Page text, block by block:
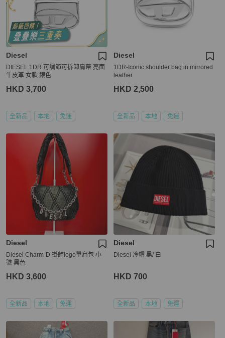
Diesel
DIESEL 1DR 可調節可拆卸肩帶 亮面
牛皮革 女款 銀色
HKD 3,700
全新品 本地 免運
Diesel
1DR-Iconic shoulder bag in mirrored
leather
HKD 2,500
全新品 本地 免運
Diesel
Diesel Charm-D 掛飾logo單肩包 小
號 黑色
HKD 3,600
全新品 本地 免運
Diesel
Diesel 冷帽 黑/ 白
HKD 700
全新品 本地 免運